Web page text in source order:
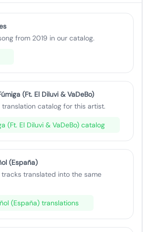
from 2019 in our catalog.
(Ft. El Diluvi & VaDeBo)
translation catalog for this artist.
(Ft. El Diluvi & VaDeBo) catalog
(España)
translated into the same
(España) translations